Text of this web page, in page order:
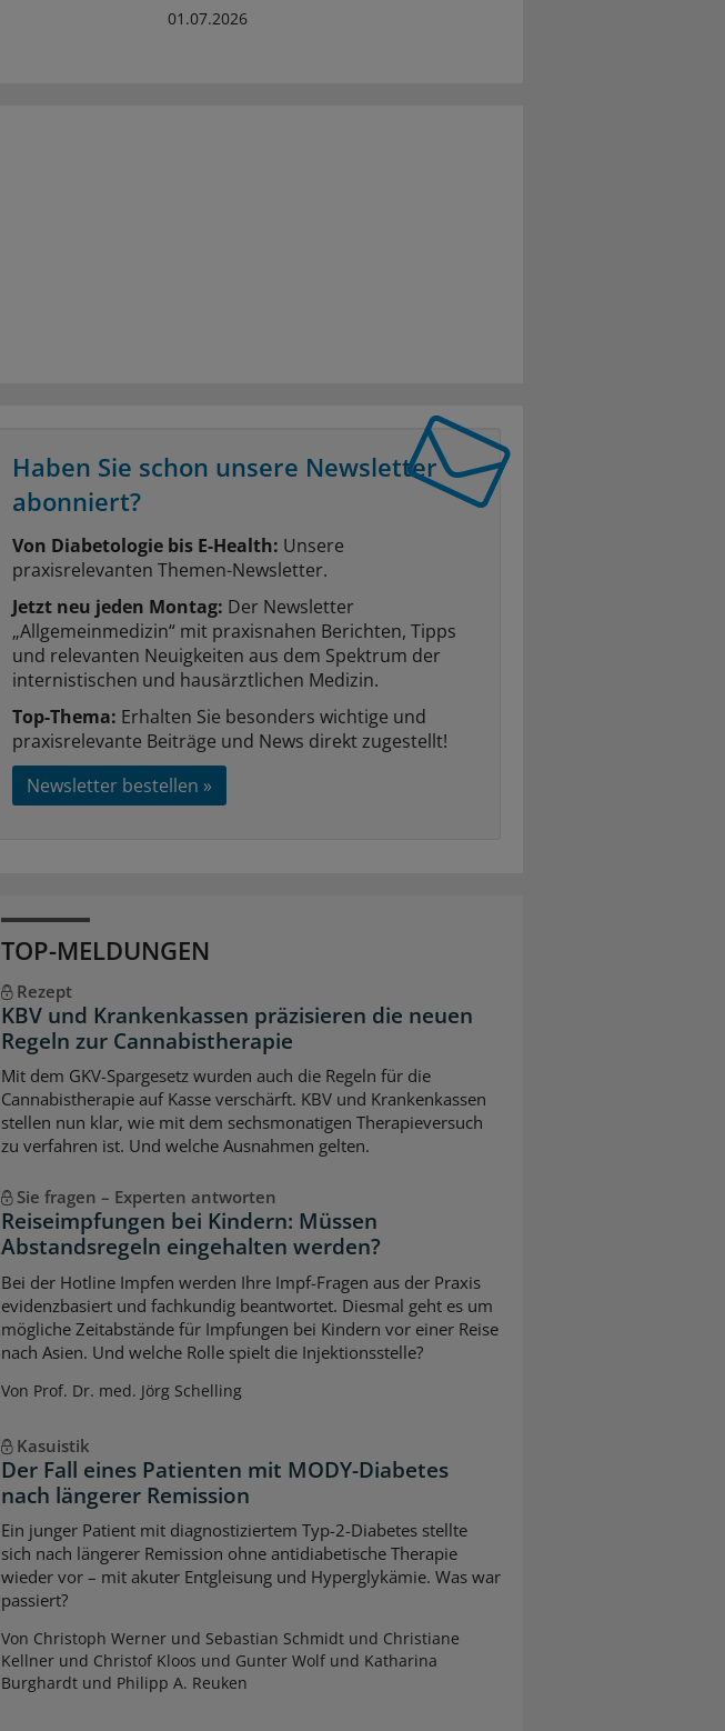
01.07.2026
Haben Sie schon unsere Newsletter
abonniert?
Von Diabetologie bis E-Health: Unsere
praxisrelevanten Themen-Newsletter.
Jetzt neu jeden Montag: Der Newsletter
„Allgemeinmedizin“ mit praxisnahen Berichten, Tipps
und relevanten Neuigkeiten aus dem Spektrum der
internistischen und hausärztlichen Medizin.
Top-Thema: Erhalten Sie besonders wichtige und
praxisrelevante Beiträge und News direkt zugestellt!
Newsletter bestellen »
TOP-MELDUNGEN
Rezept
KBV und Krankenkassen präzisieren die neuen
Regeln zur Cannabistherapie
Mit dem GKV-Spargesetz wurden auch die Regeln für die
Cannabistherapie auf Kasse verschärft. KBV und Krankenkassen
stellen nun klar, wie mit dem sechsmonatigen Therapieversuch
zu verfahren ist. Und welche Ausnahmen gelten.
Sie fragen – Experten antworten
Reiseimpfungen bei Kindern: Müssen
Abstandsregeln eingehalten werden?
Bei der Hotline Impfen werden Ihre Impf-Fragen aus der Praxis
evidenzbasiert und fachkundig beantwortet. Diesmal geht es um
mögliche Zeitabstände für Impfungen bei Kindern vor einer Reise
nach Asien. Und welche Rolle spielt die Injektionsstelle?
Von Prof. Dr. med. Jörg Schelling
Kasuistik
Der Fall eines Patienten mit MODY-Diabetes
nach längerer Remission
Ein junger Patient mit diagnostiziertem Typ-2-Diabetes stellte
sich nach längerer Remission ohne antidiabetische Therapie
wieder vor – mit akuter Entgleisung und Hyperglykämie. Was war
passiert?
Von Christoph Werner und Sebastian Schmidt und Christiane
Kellner und Christof Kloos und Gunter Wolf und Katharina
Burghardt und Philipp A. Reuken